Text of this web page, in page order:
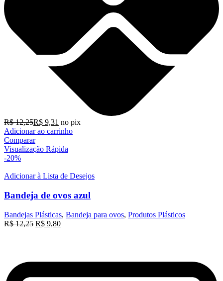
R$12,25R$ 9,31 no pix
Adicionar ao carrinho
Comparar
Visualização Rápida
-20%
Adicionar à Lista de Desejos
Bandeja de ovos azul
Bandejas Plásticas, Bandeja para ovos, Produtos Plásticos
R$12,25 O
R$ 9,80O